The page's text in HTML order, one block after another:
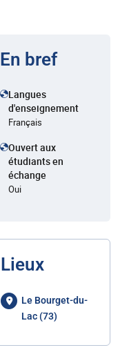
En bref
Langues
d'enseignement
Français
Ouvert aux
étudiants en
échange
Oui
Lieux
Le Bourget-du-
Lac (73)